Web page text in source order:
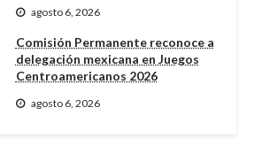
agosto 6, 2026
Comisión Permanente reconoce a
delegación mexicana en Juegos
Centroamericanos 2026
agosto 6, 2026